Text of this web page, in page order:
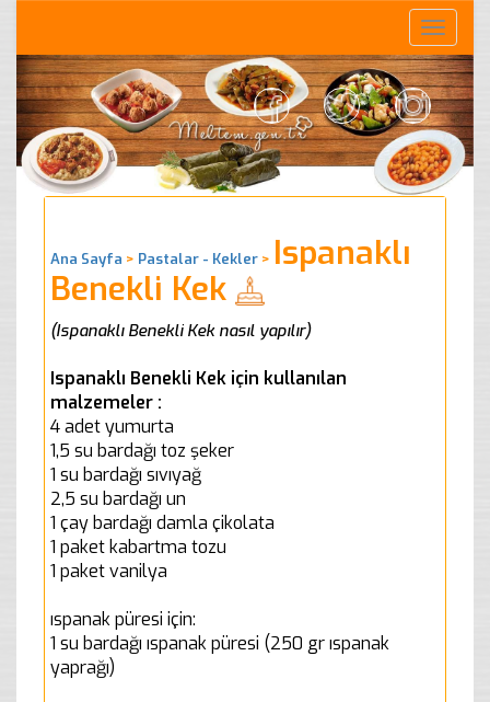
Toggle
Ana Sayfa > Pastalar - Kekler > Ispanaklı
Benekli Kek
(Ispanaklı Benekli Kek nasıl yapılır)
Ispanaklı Benekli Kek için kullanılan
malzemeler :
4 adet yumurta
1,5 su bardağı toz şeker
1 su bardağı sıvıyağ
2,5 su bardağı un
1 çay bardağı damla çikolata
1 paket kabartma tozu
1 paket vanilya
ıspanak püresi için:
1 su bardağı ıspanak püresi (250 gr ıspanak
yaprağı)